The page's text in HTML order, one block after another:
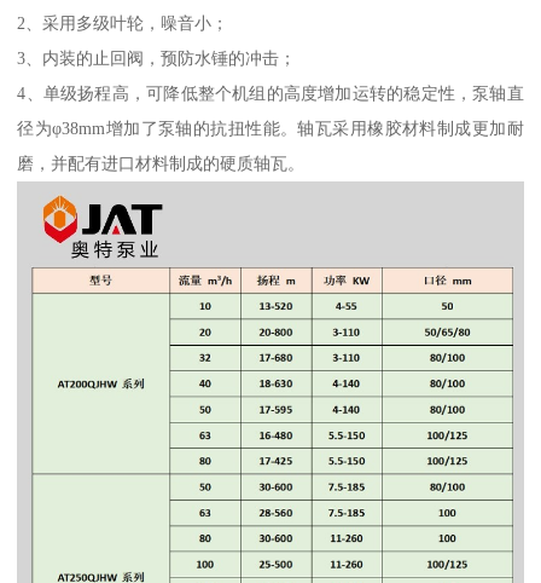
2、采用多级叶轮，噪音小；
3、内装的止回阀，预防水锤的冲击；
4、单级扬程高，可降低整个机组的高度增加运转的稳定性，泵轴直
径为φ38mm增加了泵轴的抗扭性能。轴瓦采用橡胶材料制成更加耐
磨，并配有进口材料制成的硬质轴瓦。